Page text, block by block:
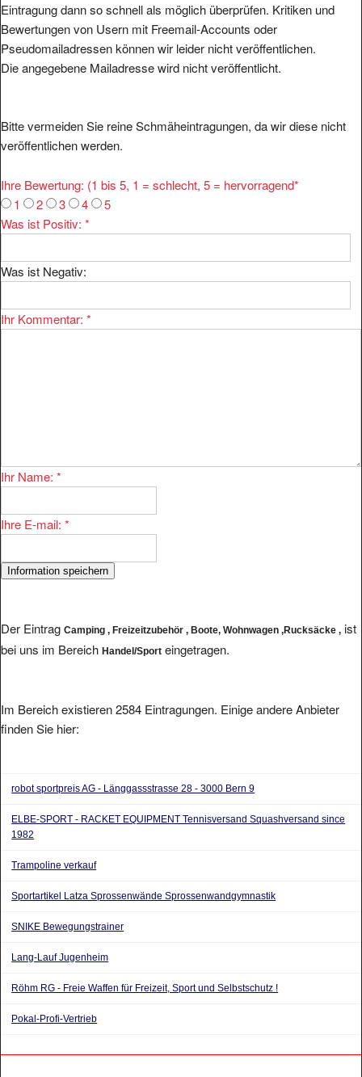
Eintragung dann so schnell als möglich überprüfen. Kritiken und
Bewertungen von Usern mit Freemail-Accounts oder
Pseudomailadressen können wir leider nicht veröffentlichen.
Die angegebene Mailadresse wird nicht veröffentlicht.
Bitte vermeiden Sie reine Schmäheintragungen, da wir diese nicht
veröffentlichen werden.
Ihre Bewertung: (1 bis 5, 1 = schlecht, 5 = hervorragend*
1
2 3 4
5
Was ist Positiv: *
Was ist Negativ:
Ihr Kommentar: *
Ihr Name: *
Ihre E-mail: *
Der Eintrag Camping , Freizeitzubehör , Boote, Wohnwagen ,Rucksäcke , ist
bei uns im Bereich Handel/Sport eingetragen.
Im Bereich existieren 2584 Eintragungen. Einige andere Anbieter
finden Sie hier:
robot sportpreis AG - Länggassstrasse 28 - 3000 Bern 9
ELBE-SPORT - RACKET EQUIPMENT Tennisversand Squashversand since
1982
Trampoline verkauf
Sportartikel Latza Sprossenwände Sprossenwandgymnastik
SNIKE Bewegungstrainer
Lang-Lauf Jugenheim
Röhm RG - Freie Waffen für Freizeit, Sport und Selbstschutz !
Pokal-Profi-Vertrieb